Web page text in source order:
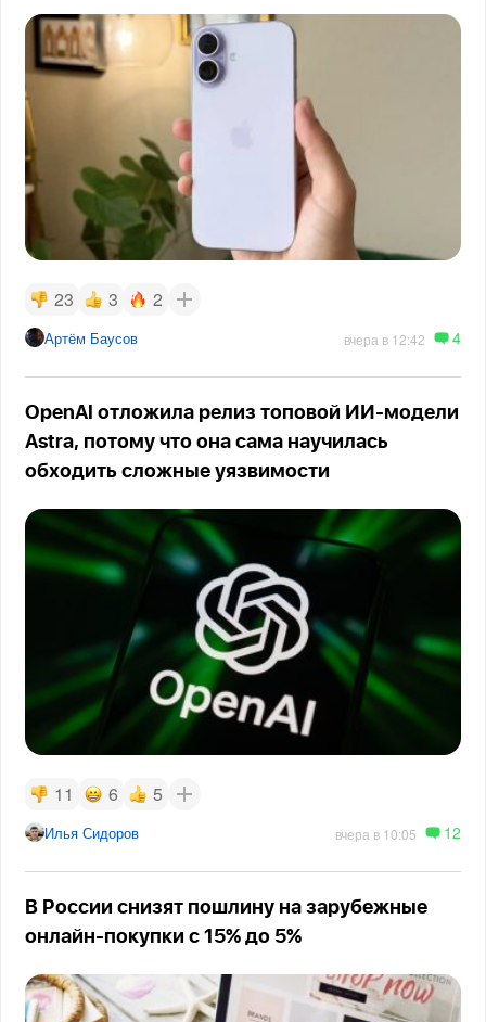
23 3 2
Артём Баусов вчера в 12:42 4
OpenAI отложила релиз топовой ИИ-модели
Astra, потому что она сама научилась
обходить сложные уязвимости
11 6 5
Илья Сидоров вчера в 10:05 12
В России снизят пошлину на зарубежные
онлайн-покупки с 15% до 5%